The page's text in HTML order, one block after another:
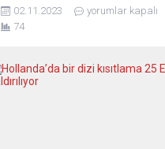
protesto gösterileri
Ülkeye yönelik genel tehdit
gözüküyor. Fakat bilhassa da
Netanyahu’nun, istihbarat
02.11.2023
yorumlar kapalı
74